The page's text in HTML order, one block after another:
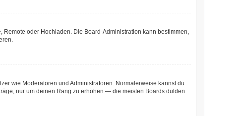
Remote oder Hochladen. Die Board-Administration kann bestimmen,
wie Moderatoren und Administratoren. Normalerweise kannst du
nur um deinen Rang zu erhöhen — die meisten Boards dulden